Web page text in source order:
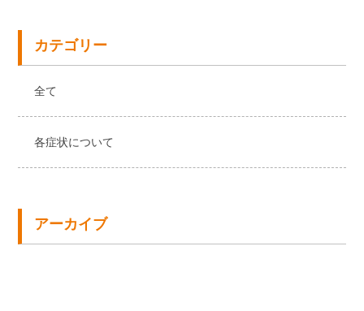
カテゴリー
全て
各症状について
アーカイブ